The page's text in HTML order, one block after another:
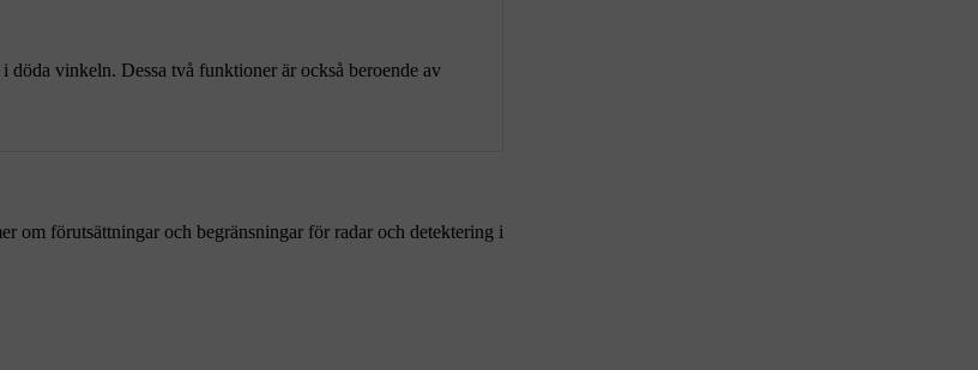
vinkeln. Dessa två funktioner är också beroende av
om förutsättningar och begränsningar för radar och detektering i